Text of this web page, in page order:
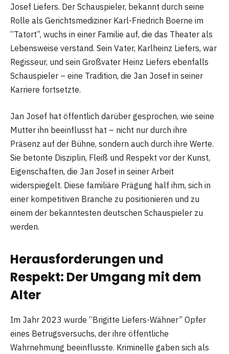
Josef Liefers. Der Schauspieler, bekannt durch seine
Rolle als Gerichtsmediziner Karl-Friedrich Boerne im
“Tatort”, wuchs in einer Familie auf, die das Theater als
Lebensweise verstand. Sein Vater, Karlheinz Liefers, war
Regisseur, und sein Großvater Heinz Liefers ebenfalls
Schauspieler – eine Tradition, die Jan Josef in seiner
Karriere fortsetzte.
Jan Josef hat öffentlich darüber gesprochen, wie seine
Mutter ihn beeinflusst hat – nicht nur durch ihre
Präsenz auf der Bühne, sondern auch durch ihre Werte.
Sie betonte Disziplin, Fleiß und Respekt vor der Kunst,
Eigenschaften, die Jan Josef in seiner Arbeit
widerspiegelt. Diese familiäre Prägung half ihm, sich in
einer kompetitiven Branche zu positionieren und zu
einem der bekanntesten deutschen Schauspieler zu
werden.
Herausforderungen und
Respekt: Der Umgang mit dem
Alter
Im Jahr 2023 wurde “Brigitte Liefers-Wähner” Opfer
eines Betrugsversuchs, der ihre öffentliche
Wahrnehmung beeinflusste. Kriminelle gaben sich als